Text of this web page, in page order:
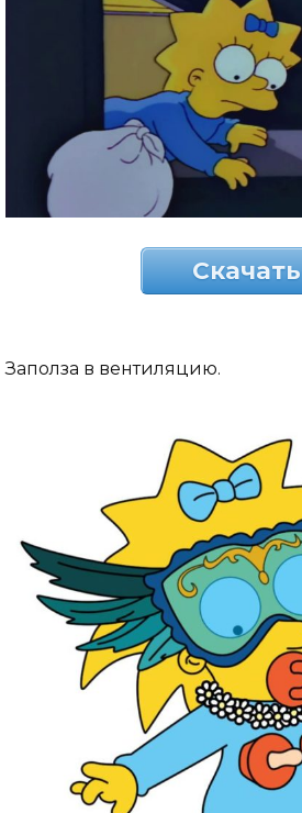
Скачать
Заполза в вентиляцию.